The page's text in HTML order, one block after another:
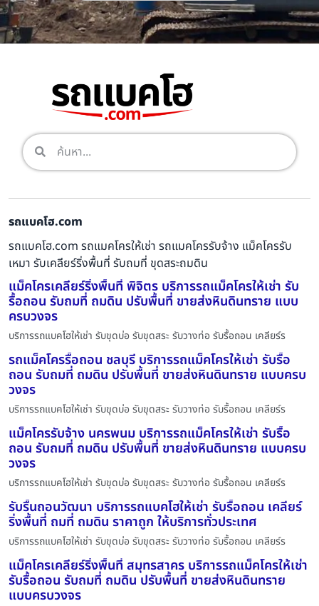
รถแบคโฮ.com
รถแบคโฮ.com รถแมคโครให้เช่า รถแมคโครรับจ้าง แม็คโครรับ
เหมา รับเคลียร์ริ่งพื้นที่ รับถมที่ ขุดสระถมดิน
แม็คโครเคลียร์ริ่งพื้นที่ พิจิตร บริการรถแม็คโครให้เช่า รับ
รื้อถอน รับถมที่ ถมดิน ปรับพื้นที่ ขายส่งหินดินทราย แบบ
ครบวงจร
บริการรถแบคโฮให้เช่า รับขุดบ่อ รับขุดสระ รับวางท่อ รับรื้อถอน เคลียร์ร
รถแม็คโครรื้อถอน ชลบุรี บริการรถแม็คโครให้เช่า รับรื้อ
ถอน รับถมที่ ถมดิน ปรับพื้นที่ ขายส่งหินดินทราย แบบครบ
วงจร
บริการรถแบคโฮให้เช่า รับขุดบ่อ รับขุดสระ รับวางท่อ รับรื้อถอน เคลียร์ร
แม็คโครรับจ้าง นครพนม บริการรถแม็คโครให้เช่า รับรื้อ
ถอน รับถมที่ ถมดิน ปรับพื้นที่ ขายส่งหินดินทราย แบบครบ
วงจร
บริการรถแบคโฮให้เช่า รับขุดบ่อ รับขุดสระ รับวางท่อ รับรื้อถอน เคลียร์ร
รับรื้นถอนวัฒนา บริการรถแบคโฮให้เช่า รับรื้อถอน เคลียร์
ริ่งพื้นที่ ถมที่ ถมดิน ราคาถูก ให้บริการทั่วประเทศ
บริการรถแบคโฮให้เช่า รับขุดบ่อ รับขุดสระ รับวางท่อ รับรื้อถอน เคลียร์ร
แม็คโครเคลียร์ริ่งพื้นที่ สมุทรสาคร บริการรถแม็คโครให้เช่า
รับรื้อถอน รับถมที่ ถมดิน ปรับพื้นที่ ขายส่งหินดินทราย
แบบครบวงจร